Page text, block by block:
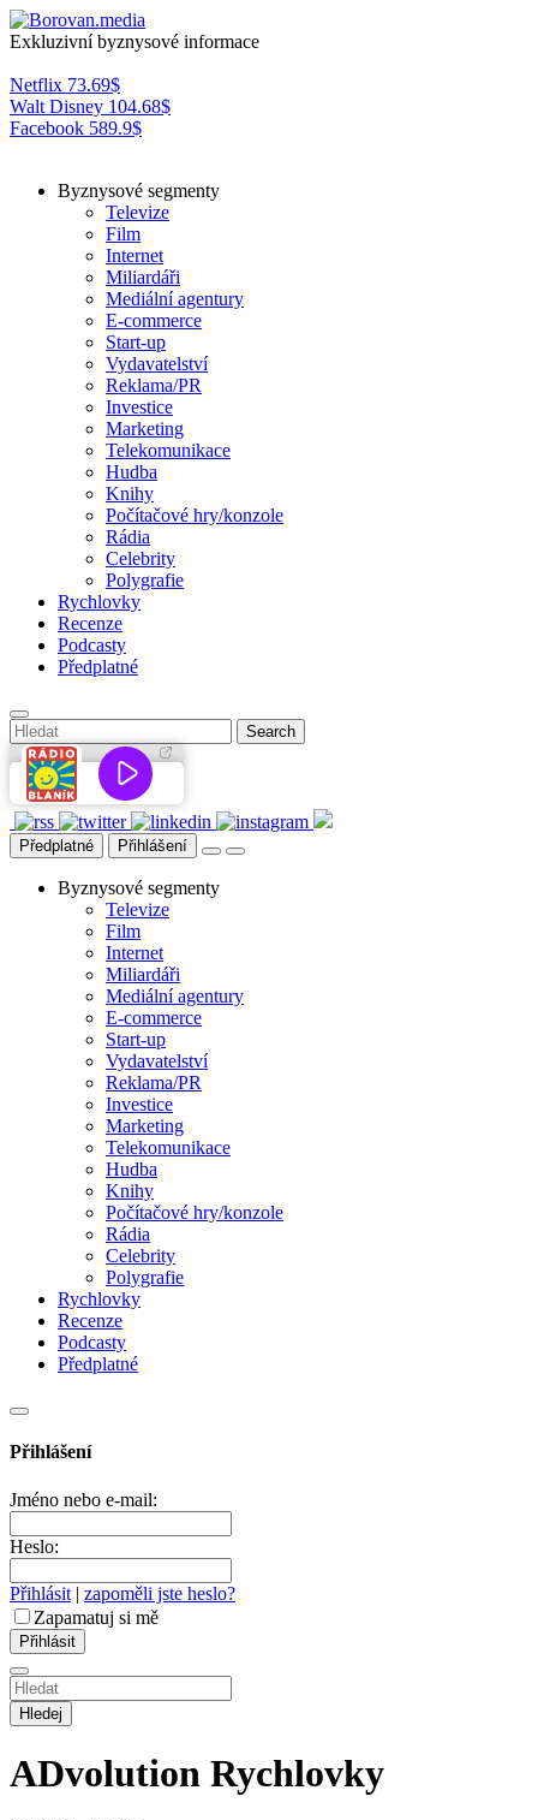
Exkluzivní byznysové informace
Netflix 73.69$
Walt Disney 104.68$
Facebook 589.9$
Byznysové segmenty
Televize
Film
Internet
Miliardáři
Mediální agentury
E-commerce
Start-up
Vydavatelství
Reklama/PR
Investice
Marketing
Telekomunikace
Hudba
Knihy
Počítačové hry/konzole
Rádia
Celebrity
Polygrafie
Rychlovky
Recenze
Podcasty
Předplatné
Předplatné Přihlášení
Byznysové segmenty
Televize
Film
Internet
Miliardáři
Mediální agentury
E-commerce
Start-up
Vydavatelství
Reklama/PR
Investice
Marketing
Telekomunikace
Hudba
Knihy
Počítačové hry/konzole
Rádia
Celebrity
Polygrafie
Rychlovky
Recenze
Podcasty
Předplatné
Přihlášení
Jméno nebo e-mail:
Heslo:
Přihlásit | zapoměli jste heslo?
Zapamatuj si mě
Hledej
ADvolution Rychlovky